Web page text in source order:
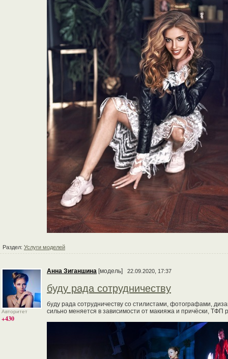
Раздел: Услуги моделей
Авторитет
+430
Анна Зиганшина [модель] 22.09.2020, 17:37
буду рада сотрудничеству
буду рада сотрудничеству со стилистами, фотографами,
сильно меняется в зависимости от макияжа и причёски, ТФП